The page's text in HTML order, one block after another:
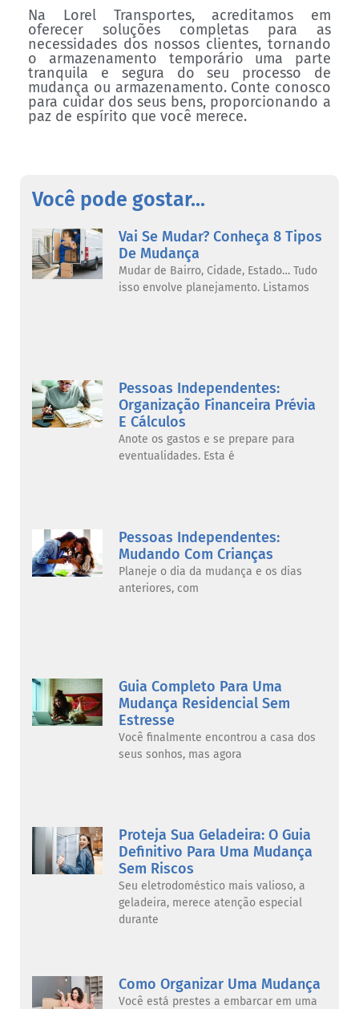
Na Lorel Transportes, acreditamos em
oferecer soluções completas para as
necessidades dos nossos clientes, tornando
o armazenamento temporário uma parte
tranquila e segura do seu processo de
mudança ou armazenamento. Conte conosco
para cuidar dos seus bens, proporcionando a
paz de espírito que você merece.
Você pode gostar...
Vai Se Mudar? Conheça 8 Tipos
De Mudança
Mudar de Bairro, Cidade, Estado… Tudo
isso envolve planejamento. Listamos
Pessoas Independentes:
Organização Financeira Prévia
E Cálculos
Anote os gastos e se prepare para
eventualidades. Esta é
Pessoas Independentes:
Mudando Com Crianças
Planeje o dia da mudança e os dias
anteriores, com
Guia Completo Para Uma
Mudança Residencial Sem
Estresse
Você finalmente encontrou a casa dos
seus sonhos, mas agora
Proteja Sua Geladeira: O Guia
Definitivo Para Uma Mudança
Sem Riscos
Seu eletrodoméstico mais valioso, a
geladeira, merece atenção especial
durante
Como Organizar Uma Mudança
Você está prestes a embarcar em uma